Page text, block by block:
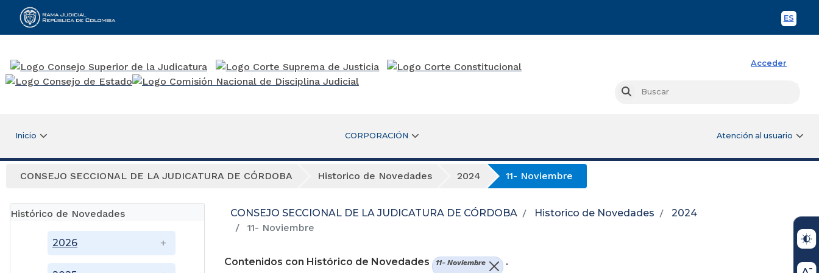
ES
Rama Judicial
Acceder
Buscar
Inicio CORPORACIÓN Atención al usuario
CONSEJO SECCIONAL DE LA JUDICATURA DE CÓRDOBA Historico de Novedades 2024 11- Noviembre
Histórico de Novedades
2026
CONSEJO SECCIONAL DE LA JUDICATURA DE CÓRDOBA Historico de Novedades
2024
11- Noviembre
Contenidos con Histórico de Novedades 11- Noviembre .